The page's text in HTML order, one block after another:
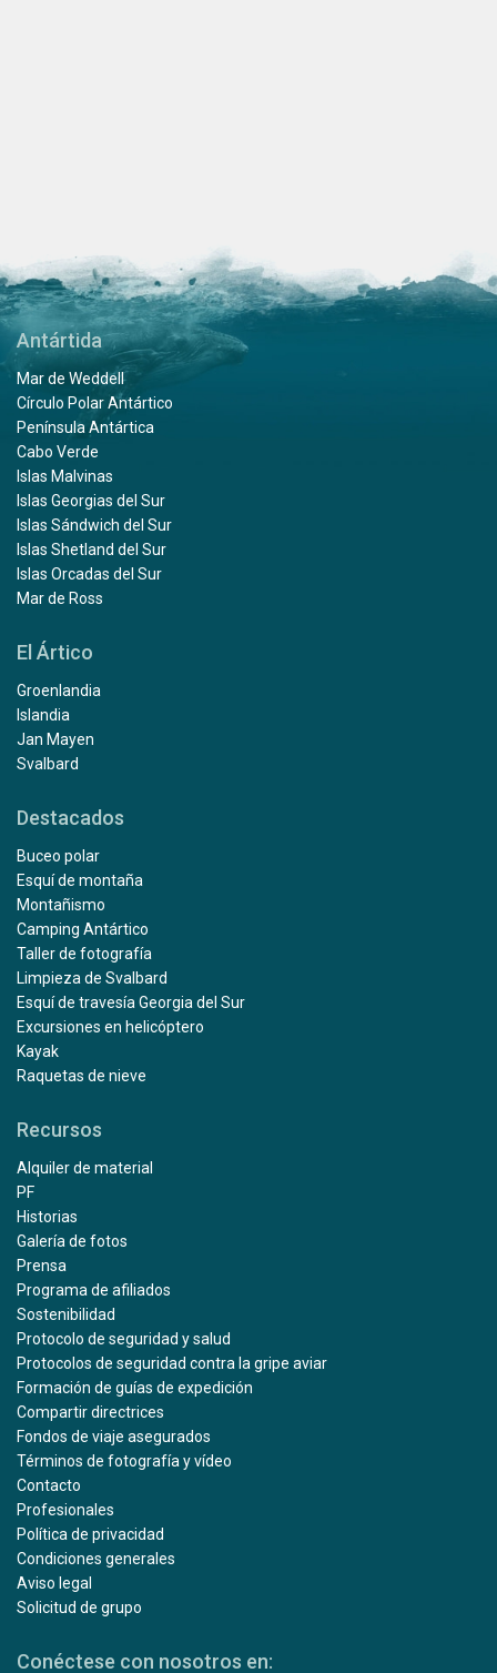
Antártida
Mar de Weddell
Círculo Polar Antártico
Península Antártica
Cabo Verde
Islas Malvinas
Islas Georgias del Sur
Islas Sándwich del Sur
Islas Shetland del Sur
Islas Orcadas del Sur
Mar de Ross
El Ártico
Groenlandia
Islandia
Jan Mayen
Svalbard
Destacados
Buceo polar
Esquí de montaña
Montañismo
Camping Antártico
Taller de fotografía
Limpieza de Svalbard
Esquí de travesía Georgia del Sur
Excursiones en helicóptero
Kayak
Raquetas de nieve
Recursos
Alquiler de material
PF
Historias
Galería de fotos
Prensa
Programa de afiliados
Sostenibilidad
Protocolo de seguridad y salud
Protocolos de seguridad contra la gripe aviar
Formación de guías de expedición
Compartir directrices
Fondos de viaje asegurados
Términos de fotografía y vídeo
Contacto
Profesionales
Política de privacidad
Condiciones generales
Aviso legal
Solicitud de grupo
Conéctese con nosotros en: